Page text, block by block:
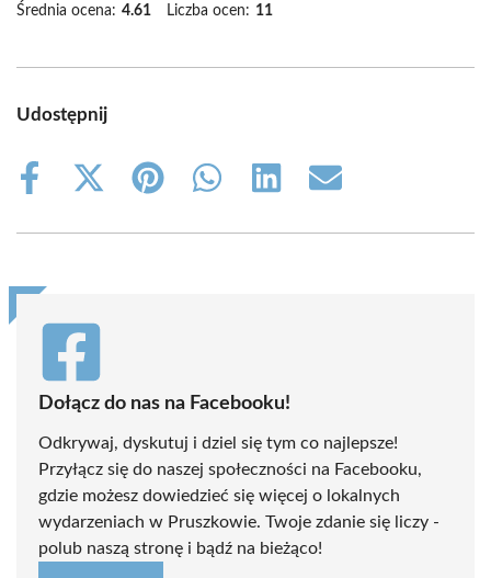
Średnia ocena: 4.61 Liczba ocen: 11
Udostępnij
Share
Share
(Twitter)
Share
Share
Share
Share
Dołącz do nas na Facebooku!
Odkrywaj, dyskutuj i dziel się tym co najlepsze!
Przyłącz się do naszej społeczności na Facebooku,
gdzie możesz dowiedzieć się więcej o lokalnych
wydarzeniach w Pruszkowie. Twoje zdanie się liczy -
polub naszą stronę i bądź na bieżąco!